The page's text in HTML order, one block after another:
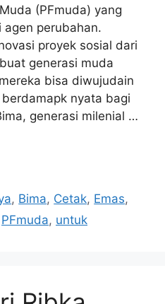
(PFmuda) yang
perubahan.
proyek sosial dari
generasi muda
bisa diwujudain
nyata bagi
generasi milenial …
, Bima, Cetak, Emas,
PFmuda, untuk